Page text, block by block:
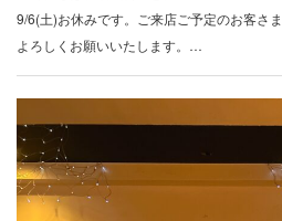
9/6(土)お休みです。ご来店ご予定のお客さ
よろしくお願いいたします。…